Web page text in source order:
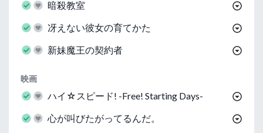
暗殺教室
冴えない彼女の育てかた
新妹魔王の契約者
映画
ハイ☆スピード! -Free! Starting Days-
心が叫びたがってるんだ。